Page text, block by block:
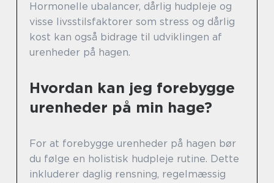
Hormonelle ubalancer, dårlig hudpleje og
visse livsstilsfaktorer som stress og dårlig
kost kan også bidrage til udviklingen af
urenheder på hagen.
Hvordan kan jeg forebygge
urenheder på min hage?
For at forebygge urenheder på hagen bør
du følge en holistisk hudpleje rutine. Dette
inkluderer daglig rensning, regelmæssig